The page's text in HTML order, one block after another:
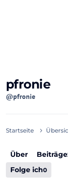
pfronie
@pfronie
Startseite
Über Beiträge
Folge ich0